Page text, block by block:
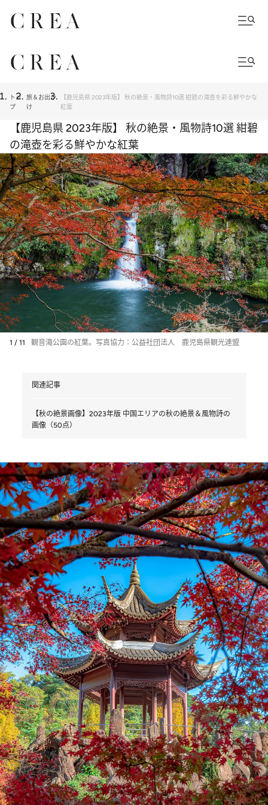
トッ
プ
旅＆お出か
け
【鹿児島県 2023年版】 秋の絶景・風物詩10選 紺碧の滝壺を彩る鮮やかな
紅葉
【鹿児島県 2023年版】 秋の絶景・風物詩10選 紺碧
の滝壺を彩る鮮やかな紅葉
1 / 11 観音滝公園の紅葉。写真協力：公益社団法人 鹿児島県観光連盟
関連記事
【秋の絶景画像】2023年版 中国エリアの秋の絶景＆風物詩の
画像（50点）